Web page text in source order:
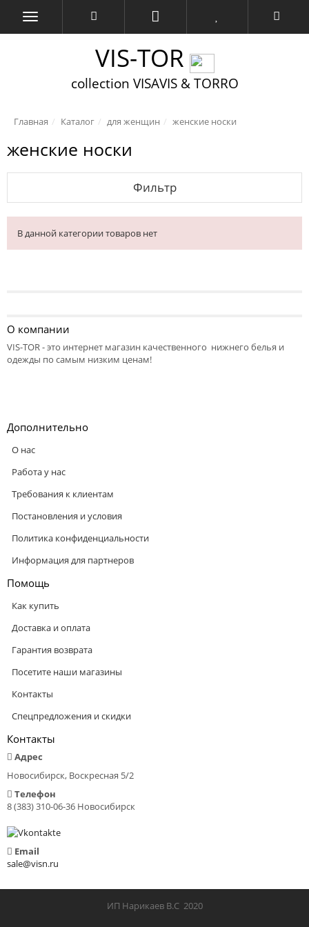
VIS-TOR
collection VISAVIS & TORRO
Главная Каталог для женщин женские носки
женские носки
Фильтр
В данной категории товаров нет
О компании
VIS-TOR - это интернет магазин качественного нижнего белья и
одежды по самым низким ценам!
Дополнительно
О нас
Работа у нас
Требования к клиентам
Постановления и условия
Политика конфиденциальности
Информация для партнеров
Помощь
Как купить
Доставка и оплата
Гарантия возврата
Посетите наши магазины
Контакты
Спецпредложения и скидки
Контакты
Адрес
Новосибирск, Воскресная 5/2
Телефон
8 (383) 310-06-36 Новосибирск
Email
sale@visn.ru
ИП Нарикаев В.С 2020